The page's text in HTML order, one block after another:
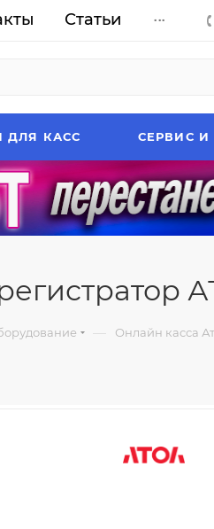
Статьи ...
ДЛЯ КАСС СЕРВИС
— Онлайн касса